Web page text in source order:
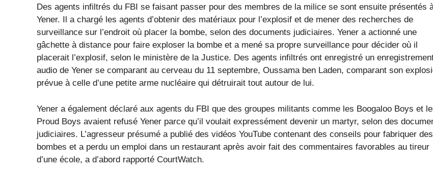
Des agents infiltrés du FBI se faisant passer pour des membres de la milice se sont ensuite présentés
Yener. Il a chargé les agents d’obtenir des matériaux pour l’explosif et de mener des recherches de
surveillance sur l’endroit où placer la bombe, selon des documents judiciaires. Yener a actionné une
gâchette à distance pour faire exploser la bombe et a mené sa propre surveillance pour décider où il
placerait l’explosif, selon le ministère de la Justice. Des agents infiltrés ont enregistré un
audio de Yener se comparant au cerveau du 11 septembre, Oussama ben Laden, comparant son
prévue à celle d’une petite arme nucléaire qui détruirait tout autour de lui.
Yener a également déclaré aux agents du FBI que des groupes militants comme les Boogaloo Boys et
Proud Boys avaient refusé Yener parce qu’il voulait expressément devenir un martyr, selon des
judiciaires. L’agresseur présumé a publié des vidéos YouTube contenant des conseils pour fabriquer des
bombes et a perdu un emploi dans un restaurant après avoir fait des commentaires favorables au tireur
d’une école, a d’abord rapporté CourtWatch.